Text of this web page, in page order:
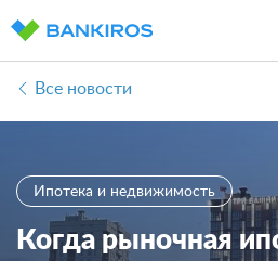
Все новости
Ипотека и недвижимость
Когда рыночная